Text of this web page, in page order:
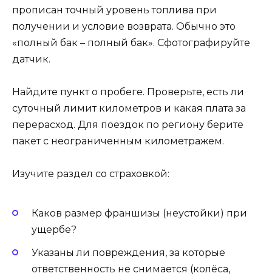
прописан точный уровень топлива при
получении и условие возврата. Обычно это
«полный бак – полный бак». Сфотографируйте
датчик.
Найдите пункт о пробеге. Проверьте, есть ли
суточный лимит километров и какая плата за
перерасход. Для поездок по региону берите
пакет с неограниченным километражем.
Изучите раздел со страховкой:
Каков размер франшизы (неустойки) при
ущербе?
Указаны ли повреждения, за которые
ответственность не снимается (колёса,